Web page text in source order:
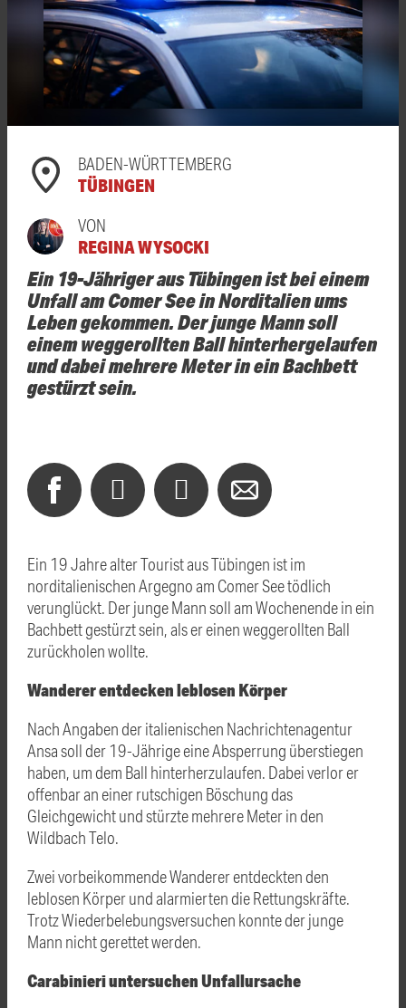
BADEN-WÜRTTEMBERG
TÜBINGEN
VON
REGINA WYSOCKI
Ein 19-Jähriger aus Tübingen ist bei einem
Unfall am Comer See in Norditalien ums
Leben gekommen. Der junge Mann soll
einem weggerollten Ball hinterhergelaufen
und dabei mehrere Meter in ein Bachbett
gestürzt sein.
Ein 19 Jahre alter Tourist aus Tübingen ist im
norditalienischen Argegno am Comer See tödlich
verunglückt. Der junge Mann soll am Wochenende in ein
Bachbett gestürzt sein, als er einen weggerollten Ball
zurückholen wollte.
Wanderer entdecken leblosen Körper
Nach Angaben der italienischen Nachrichtenagentur
Ansa soll der 19-Jährige eine Absperrung überstiegen
haben, um dem Ball hinterherzulaufen. Dabei verlor er
offenbar an einer rutschigen Böschung das
Gleichgewicht und stürzte mehrere Meter in den
Wildbach Telo.
Zwei vorbeikommende Wanderer entdeckten den
leblosen Körper und alarmierten die Rettungskräfte.
Trotz Wiederbelebungsversuchen konnte der junge
Mann nicht gerettet werden.
Carabinieri untersuchen Unfallursache